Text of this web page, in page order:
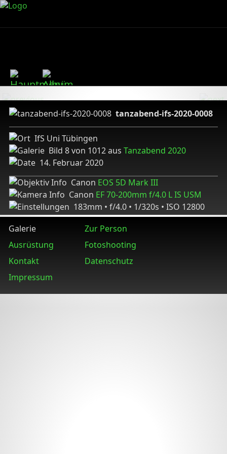
tanzabend-ifs-2020-0008
IfS Uni Tübingen
Bild 8 von 1012 aus Tanzabend 2020
14. Februar 2020
Canon EOS 5D Mark III
Canon EF 70-200mm f/4.0 L IS USM
183mm • f/4.0 • 1/320s • ISO 12800
Galerie
Zur Person
Ausrüstung
Fotoshooting
Kontakt
Datenschutz
Impressum